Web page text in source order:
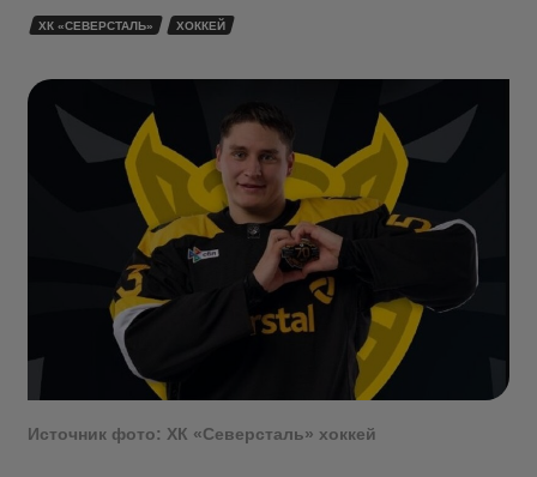
ХК «СЕВЕРСТАЛЬ» ХОККЕЙ
Источник фото: ХК «Северсталь» хоккей